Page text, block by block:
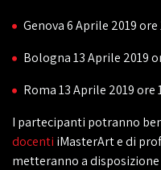
Genova 6 Aprile 2019 ore
Bologna 13 Aprile 2019
Roma 13 Aprile 2019 ore
I partecipanti potranno
docenti iMasterArt e di
metteranno a